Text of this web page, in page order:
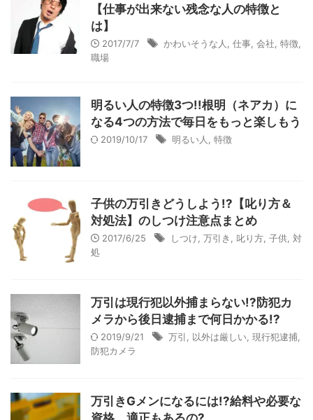
【仕事が出来ない残念な人の特徴と
は】
2017/7/7 かわいそうな人 仕事 会社 特徴
職場
明るい人の特徴3つ!!根明（ネアカ）に
なる4つの方法で毎日をもっと楽しもう
2019/10/17 明るい人 特徴
子供の万引きどうしよう!?【叱り方＆
対処法】のしつけ注意点まとめ
2017/6/25 しつけ 万引き 叱り方 子供 対
処
万引は現行犯以外捕まらない!?防犯カ
メラから後日逮捕まで何日かかる!?
2019/9/21 万引 以外は厳しい 現行犯逮捕
防犯カメラ
万引きGメンになるには!?給料や必要な